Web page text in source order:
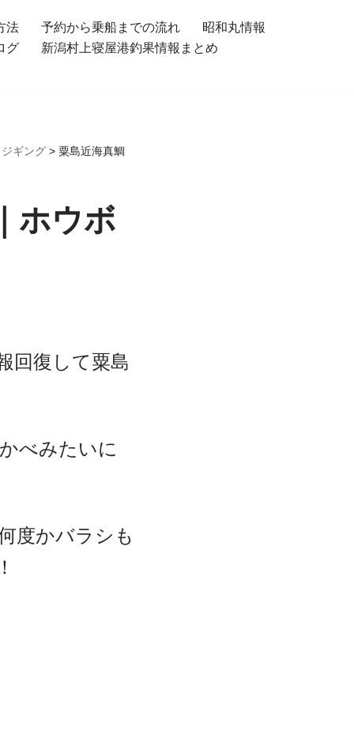
法 予約から乗船までの流れ
昭和丸情報
グ
新潟村上寝屋港釣果情報まとめ
ギング> 粟島近海真鯛
ホウボ
回復して粟島
べみたいに
度かバラシも